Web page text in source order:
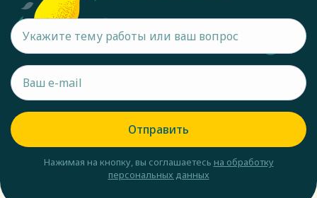
Отправить
Нажимая на кнопку, вы соглашаетесь на обработку
персональных данных